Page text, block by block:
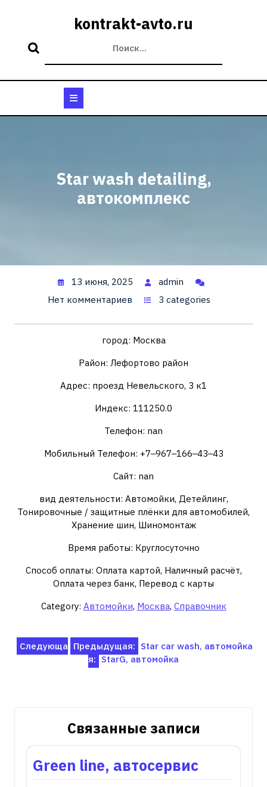
kontrakt-avto.ru
Star wash detailing,
автокомплекс
13 июня, 2025
admin
Нет комментариев
3 categories
город: Москва
Район: Лефортово район
Адрес: проезд Невельского, 3 к1
Индекс: 111250.0
Телефон: nan
Мобильный Телефон: +7‒967‒166‒43‒43
Сайт: nan
вид деятельности: Автомойки, Детейлинг,
Тонировочные / защитные плёнки для автомобилей,
Хранение шин, Шиномонтаж
Время работы: Круглосуточно
Способ оплаты: Оплата картой, Наличный расчёт,
Оплата через банк, Перевод с карты
Category: Автомойки, Москва, Справочник
НавигацияПредыдущая: Star car wash, автомойка
Следующа
я: StarG, автомойка
Связанные записи
Green line, автосервис